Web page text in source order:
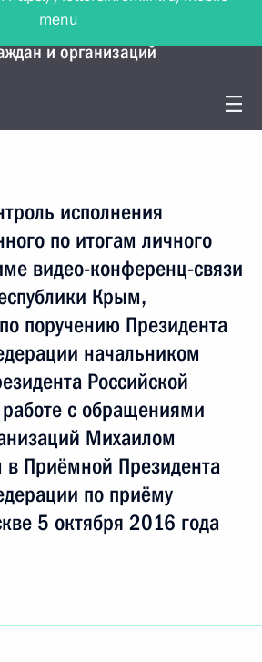
по работе с
и организаций
исполнения
по итогам личного
видео-конференц-связи
Крым,
поручению Президента
начальником
Российской
с обращениями
Михаилом
Приёмной Президента
по приёму
5 октября 2016 года
menu